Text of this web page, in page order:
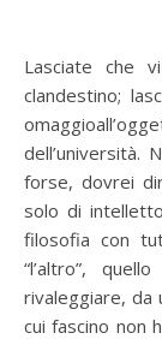
Lasciate che vi racconti la storia di un amore, quasi
clandestino;
dell’università.
forse, dovrei
solo di
filosofia con
“l’altro”,
rivaleggiare, da
cui fascino non